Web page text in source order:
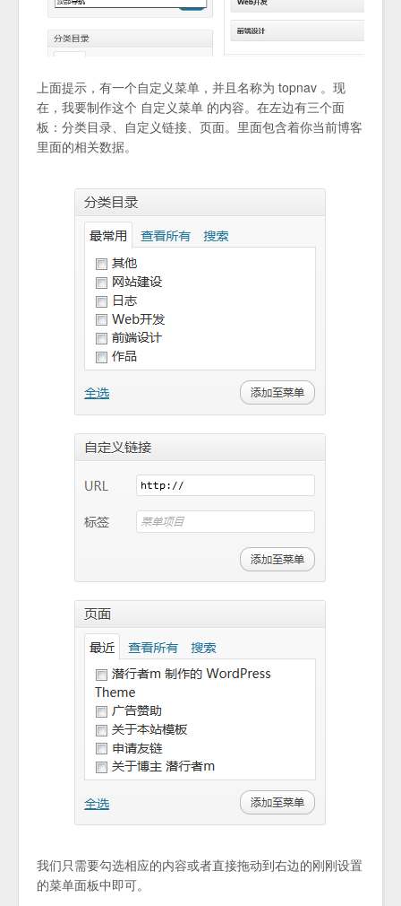
上面提示，有一个自定义菜单，并且名称为 topnav 。现
在，我要制作这个 自定义菜单 的内容。在左边有三个面
板：分类目录、自定义链接、页面。里面包含着你当前博客
里面的相关数据。
我们只需要勾选相应的内容或者直接拖动到右边的刚刚设置
的菜单面板中即可。